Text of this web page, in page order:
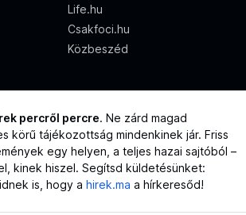
Life.hu
Csakfoci.hu
Közbeszéd
percről percre. Ne zárd magad
körű tájékozottság mindenkinek jár. Friss
egy helyen, a teljes hazai sajtóból –
kinek hiszel. Segítsd küldetésünket:
is, hogy a hirek.ma a hírkeresőd!